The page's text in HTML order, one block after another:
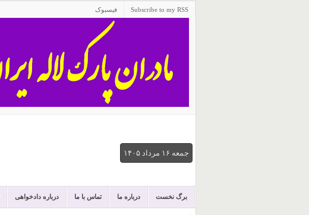
Subscribe to my RSS فیسبوک
جمعه ۱۶ مرداد ۱۴۰۵
برگ نخست درباره ما تماس با ما درباره دادخواهی